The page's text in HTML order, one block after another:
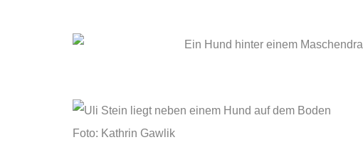
Foto: Kathrin Gawlik